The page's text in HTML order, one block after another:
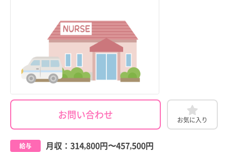
お問い合わせ お気に入り
給与 月収： 314,800円〜457,500円